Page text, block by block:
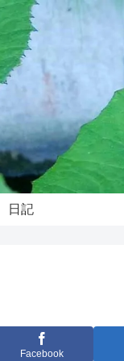
日記
Facebook